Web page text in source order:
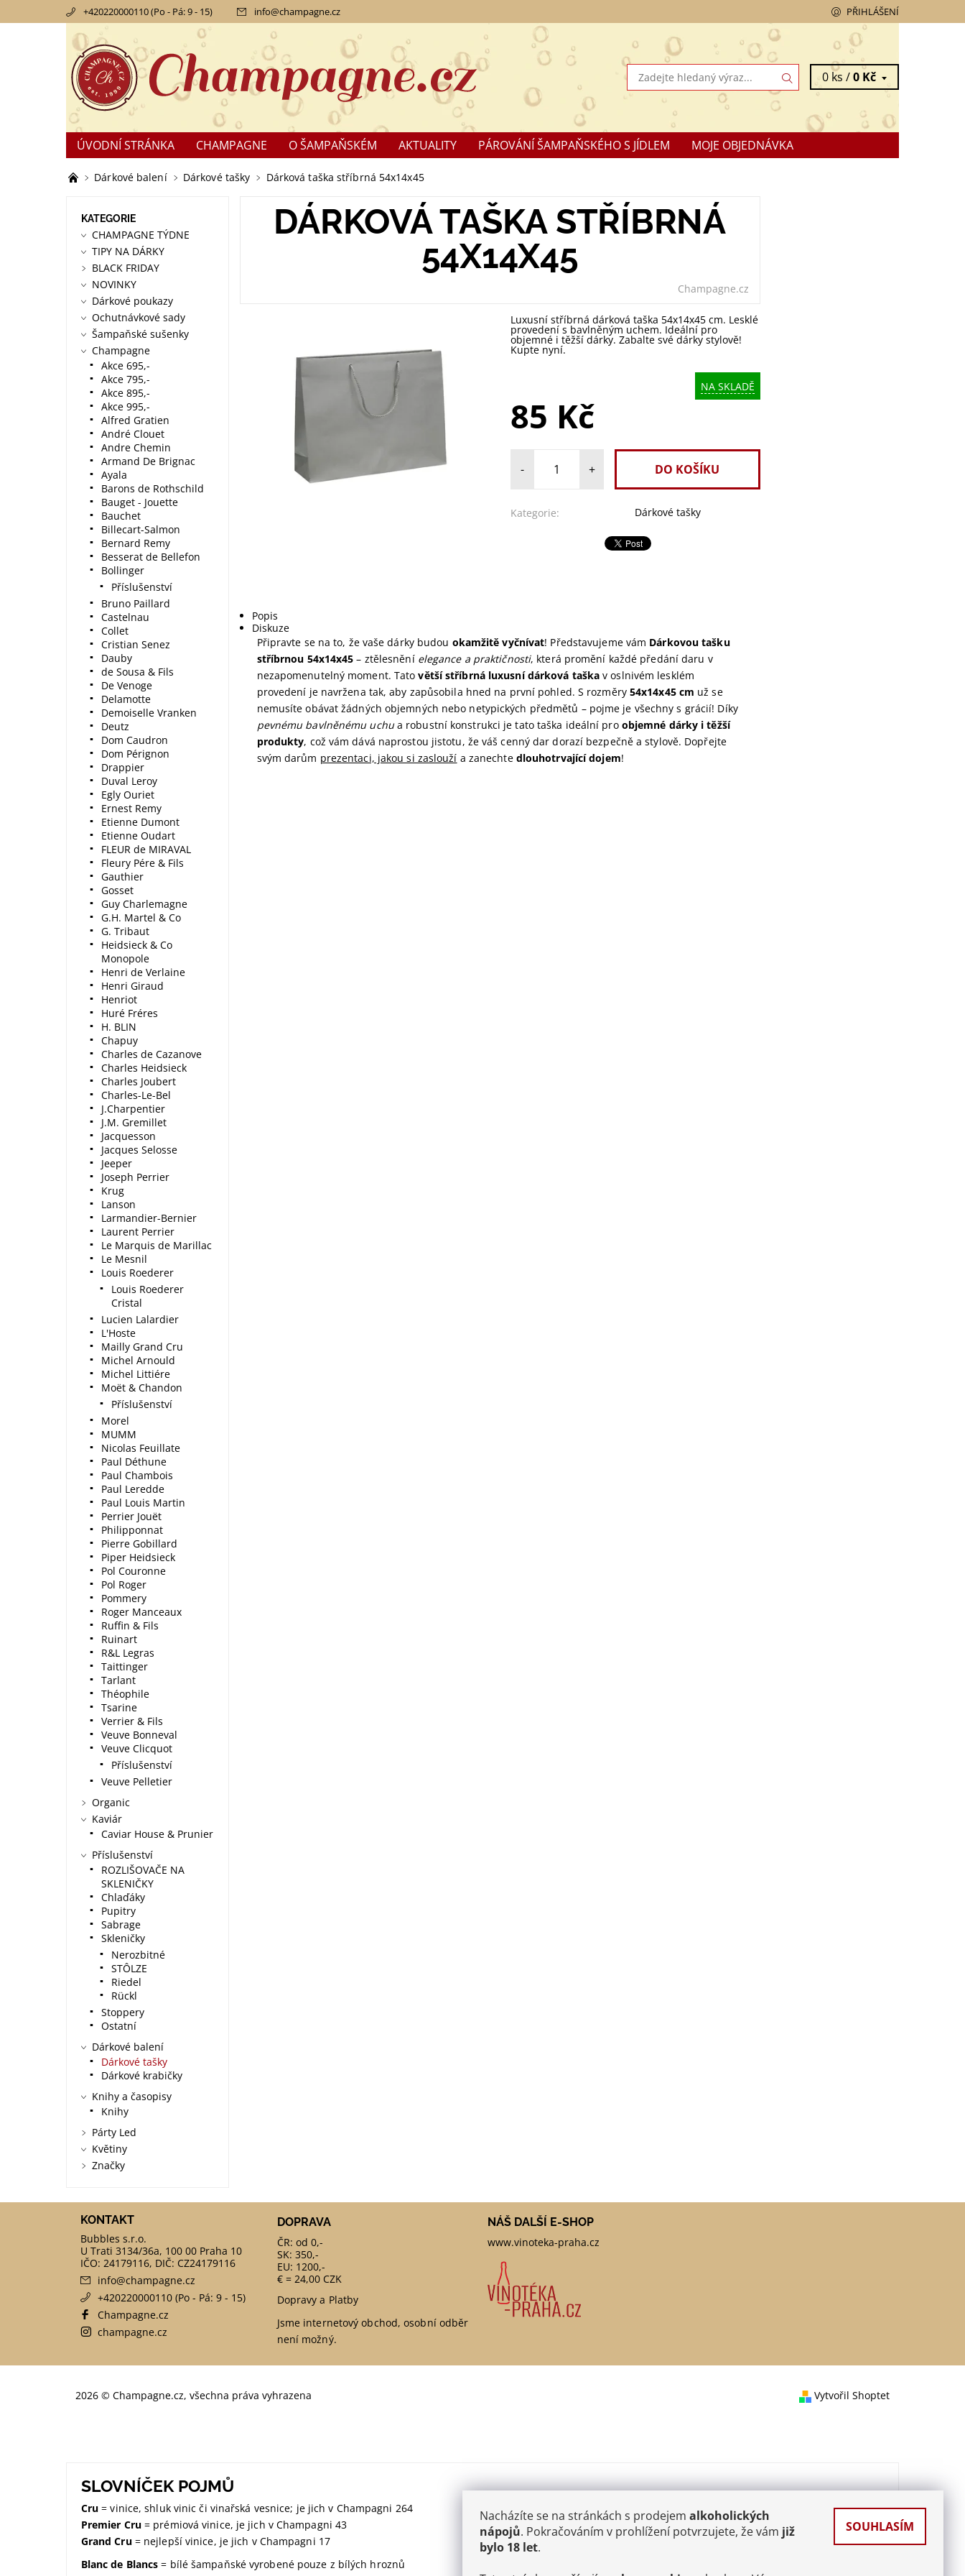
+420220000110 (Po - Pá: 9 - 15) info@champagne.cz PŘIHLÁŠENÍ
0 ks /0 Kč
ÚVODNÍ STRÁNKA CHAMPAGNE O ŠAMPAŇSKÉM AKTUALITY PÁROVÁNÍ ŠAMPAŇSKÉHO S JÍDLEM
MOJE OBJEDNÁVKA
KONTAKTY
OBCHODNÍ PODMÍNKY REKLAMACE
Dárkové balení Dárkové tašky Dárková taška stříbrná 54x14x45
DÁRKOVÁ TAŠKA STŘÍBRNÁ
54X14X45
Champagne.cz
Luxusní stříbrná dárková taška 54x14x45 cm. Lesklé
provedení s bavlněným uchem. Ideální pro
objemné i těžší dárky. Zabalte své dárky stylově!
Kupte nyní.
NA SKLADĚ
85 Kč
- +
Kategorie: Dárkové tašky
Popis
Diskuze
Připravte se na to, že vaše dárky budou okamžitě vyčnívat! Představujeme vám Dárkovou tašku
stříbrnou 54x14x45 – ztělesnění elegance a praktičnosti, která promění každé předání daru v
nezapomenutelný moment. Tatovětší stříbrná luxusní dárková taška v oslnivém lesklém
provedení je navržena tak, aby zapůsobila hned na první pohled. S rozměry 54x14x45 cm už se
nemusíte obávat žádných objemných nebo netypických předmětů – pojme je všechny s grácií! Díky
pevnému bavlněnému uchua robustní konstrukci je tato taška ideální pro objemné dárky i těžší
produkty, což vám dává naprostou jistotu, že váš cenný dar dorazí bezpečně a stylově. Dopřejte
svým darům prezentaci, jakou si zaslouží a zanechte dlouhotrvající dojem!
KATEGORIE
CHAMPAGNE TÝDNE
TIPY NA DÁRKY
BLACK FRIDAY
NOVINKY
Dárkové poukazy
Ochutnávkové sady
Šampaňské sušenky
Champagne
Akce 695,-
Akce 795,-
Akce 895,-
Akce 995,-
Alfred Gratien
André Clouet
Andre Chemin
Armand De Brignac
Ayala
Barons de Rothschild
Bauget - Jouette
Bauchet
Billecart-Salmon
Bernard Remy
Besserat de Bellefon
Bollinger
Příslušenství
Bruno Paillard
Castelnau
Collet
Cristian Senez
Dauby
de Sousa & Fils
De Venoge
Delamotte
Demoiselle Vranken
Deutz
Dom Caudron
Dom Pérignon
Drappier
Duval Leroy
Egly Ouriet
Ernest Remy
Etienne Dumont
Etienne Oudart
FLEUR de MIRAVAL
Fleury Pére & Fils
Gauthier
Gosset
Guy Charlemagne
G.H. Martel & Co
G. Tribaut
Heidsieck & Co
Monopole
Henri de Verlaine
Henri Giraud
Henriot
Huré Fréres
H. BLIN
Chapuy
Charles de Cazanove
Charles Heidsieck
Charles Joubert
Charles-Le-Bel
J.Charpentier
J.M. Gremillet
Jacquesson
Jacques Selosse
Jeeper
Joseph Perrier
Krug
Lanson
Larmandier-Bernier
Laurent Perrier
Le Marquis de Marillac
Le Mesnil
Louis Roederer
Louis Roederer
Cristal
Lucien Lalardier
L'Hoste
Mailly Grand Cru
Michel Arnould
Michel Littiére
Moët & Chandon
Příslušenství
Morel
MUMM
Nicolas Feuillate
Paul Déthune
Paul Chambois
Paul Leredde
Paul Louis Martin
Perrier Jouët
Philipponnat
Pierre Gobillard
Piper Heidsieck
Pol Couronne
Pol Roger
Pommery
Roger Manceaux
Ruffin & Fils
Ruinart
R&L Legras
Taittinger
Tarlant
Théophile
Tsarine
Verrier & Fils
Veuve Bonneval
Veuve Clicquot
Příslušenství
Veuve Pelletier
Organic
Kaviár
Caviar House & Prunier
Příslušenství
ROZLIŠOVAČE NA
SKLENIČKY
Chlaďáky
Pupitry
Sabrage
Skleničky
Nerozbitné
STÔLZE
Riedel
Rückl
Stoppery
Ostatní
Dárkové balení
Dárkové tašky
Dárkové krabičky
Knihy a časopisy
Knihy
Párty Led
Květiny
Značky
KONTAKT
info@champagne.cz
+420220000110 (Po - Pá: 9 - 15)
Champagne.cz
champagne.cz
DOPRAVA
ČR: od 0,-
SK: 350,-
EU: 1200,-
€ = 24,00 CZK
Dopravy a Platby
Jsme internetový obchod, osobní odběr
není možný.
NÁŠ DALŠÍ E-SHOP
www.vinoteka-praha.cz
2026 © Champagne.cz, všechna práva vyhrazena Vytvořil Shoptet
SLOVNÍČEK POJMŮ
Cru = vinice, shluk vinic či vinařská vesnice; je jich v Champagni 264
Premier Cru= prémiová vinice, je jich v Champagni 43
Grand Cru= nejlepší vinice, je jich v Champagni 17
Blanc de Blancs = bílé šampaňské vyrobené pouze z bílých hroznů
Nacházíte se na stránkách s prodejem alkoholických
nápojů. Pokračováním v prohlížení potvrzujete, že vám již
bylo 18 let.
SOUHLASÍM